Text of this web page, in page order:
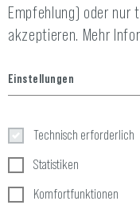
3 Produkte
Empfehlung) oder nur
akzeptieren. Mehr
Einstellungen
Technisch erforderlich
Statistiken
Komfortfunktionen